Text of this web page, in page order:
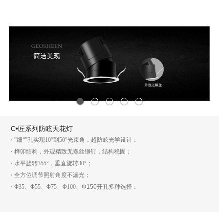
C•匠系列防眩天花灯
·”细“”孔实现10°到50°光束角，超防眩光学设计；
·榫卯结构，外观精致无螺丝铆钉，结构稳固；
·水平旋转355°，垂直旋转30°；
·全方位调节照射角度不漏光；
·Φ35、Φ55、Φ75、Φ100、Φ150开孔多种选择；